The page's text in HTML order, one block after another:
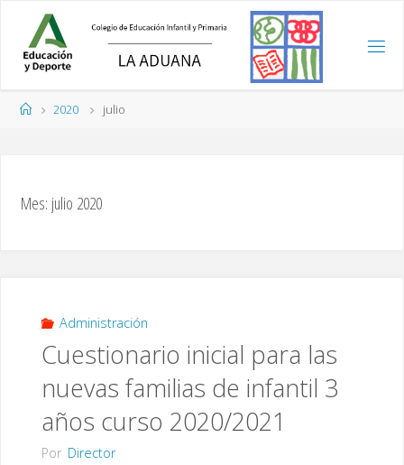
contenido
Página2020 julio
Mes: julio 2020
Administración
Cuestionario inicial para las
nuevas familias de infantil 3
años curso 2020/2021
Por Director